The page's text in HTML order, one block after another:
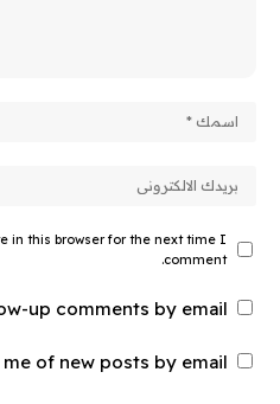
in this browser for the next time I
comment.
up comments by email.
of new posts by email.